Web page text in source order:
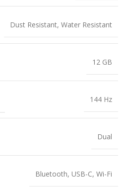
Dust Resistant, Water Resistant
12 GB
144 Hz
Dual
Bluetooth, USB-C, Wi-Fi